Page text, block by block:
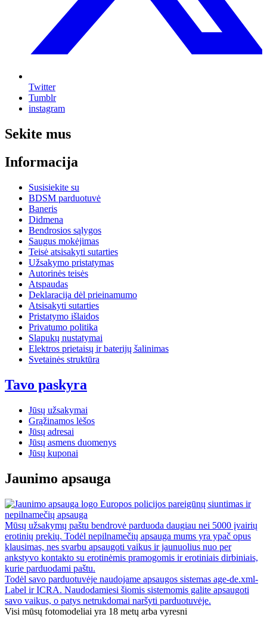
Twitter
Tumblr
instagram
Sekite mus
Informacija
Susisiekite su
BDSM parduotuvė
Baneris
Didmena
Bendrosios sąlygos
Saugus mokėjimas
Teisė atsisakyti sutarties
Užsakymo pristatymas
Autorinės teisės
Atspaudas
Deklaracija dėl prieinamumo
Atsisakyti sutarties
Pristatymo išlaidos
Privatumo politika
Slapukų nustatymai
Elektros prietaisų ir baterijų šalinimas
Svetainės struktūra
Tavo paskyra
Jūsų užsakymai
Grąžinamos lėšos
Jūsų adresai
Jūsų asmens duomenys
Jūsų kuponai
Jaunimo apsauga
Europos policijos pareigūnų siuntimas ir
nepilnamečių apsauga
Mūsų užsakymų paštu bendrovė parduoda daugiau nei 5000 įvairių
erotinių prekių. Todėl nepilnamečių apsauga mums yra ypač opus
klausimas, nes svarbu apsaugoti vaikus ir jaunuolius nuo per
ankstyvo kontakto su erotinėmis pramogomis ir erotiniais dirbiniais,
kurie parduodami paštu.
Todėl savo parduotuvėje naudojame apsaugos sistemas age-de.xml-
Label ir ICRA. Naudodamiesi šiomis sistemomis galite apsaugoti
savo vaikus, o patys netrukdomai naršyti parduotuvėje.
Visi mūsų fotomodeliai yra 18 metų arba vyresni